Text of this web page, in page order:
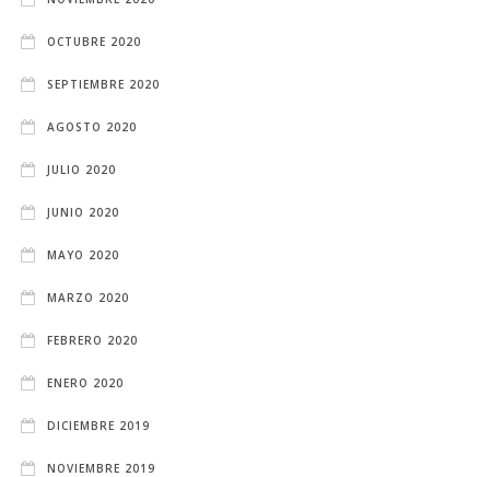
OCTUBRE 2020
SEPTIEMBRE 2020
AGOSTO 2020
JULIO 2020
JUNIO 2020
MAYO 2020
MARZO 2020
FEBRERO 2020
ENERO 2020
DICIEMBRE 2019
NOVIEMBRE 2019